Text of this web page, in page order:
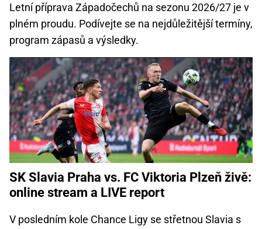
Letní příprava Západočechů na sezonu 2026/27 je v
plném proudu. Podívejte se na nejdůležitější termíny,
program zápasů a výsledky.
SK Slavia Praha vs. FC Viktoria Plzeň živě:
online stream a LIVE report
V posledním kole Chance Ligy se střetnou Slavia s